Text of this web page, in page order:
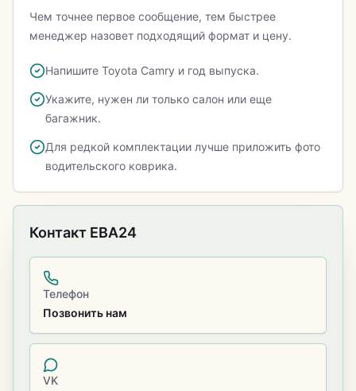
Чем точнее первое сообщение, тем быстрее
менеджер назовет подходящий формат и цену.
Напишите Toyota Camry и год выпуска.
Укажите, нужен ли только салон или еще
багажник.
Для редкой комплектации лучше приложить фото
водительского коврика.
Контакт ЕВА24
Телефон
Позвонить нам
VK